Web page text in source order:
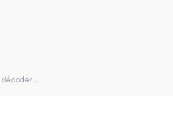
Google I/O 2026 : 3 signaux à décoder pour les entreprises